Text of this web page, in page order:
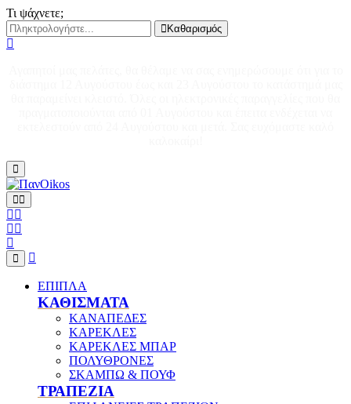
Τι ψάχνετε;
Καθαρισμός
ΕΠΙΠΛΑ
ΚΑΘΙΣΜΑΤΑ
ΚΑΝΑΠΕΔΕΣ
ΚΑΡΕΚΛΕΣ
ΚΑΡΕΚΛΕΣ ΜΠΑΡ
ΠΟΛΥΘΡΟΝΕΣ
ΣΚΑΜΠΩ & ΠΟΥΦ
ΤΡΑΠΕΖΙΑ